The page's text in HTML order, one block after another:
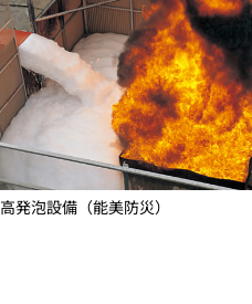
高発泡設備（能美防災）